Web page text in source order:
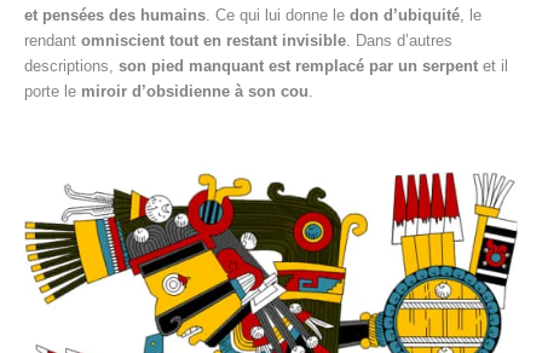
et pensées des humains . Ce qui lui donne le don d’ubiquité , le
rendant omniscient tout en restant invisible . Dans d’autres
descriptions, son pied manquant est remplacé par un serpent et il
porte le miroir d’obsidienne à son cou